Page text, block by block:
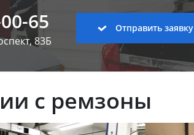
65
83Б
Отправить заявку
с ремзоны